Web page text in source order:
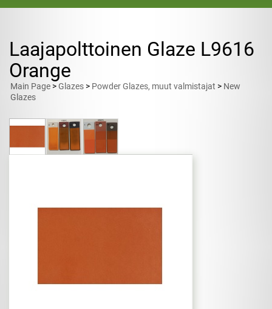
Laajapolttoinen Glaze L9616
Orange
Main Page >Glazes > Powder Glazes, muut valmistajat > New
Glazes